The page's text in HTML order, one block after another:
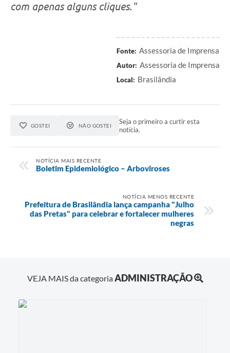
com apenas alguns cliques."
Fonte: Assessoria de Imprensa
Autor: Assessoria de Imprensa
Local: Brasilândia
GOSTEI NÃO GOSTEI
Seja o primeiro a curtir esta
notícia.
NOTÍCIA MAIS RECENTE
Boletim Epidemiológico – Arboviroses
NOTÍCIA MENOS RECENTE
Prefeitura de Brasilândia lança campanha "Julho
das Pretas" para celebrar e fortalecer mulheres
negras
VEJA MAIS da categoriaADMINISTRAÇÃO